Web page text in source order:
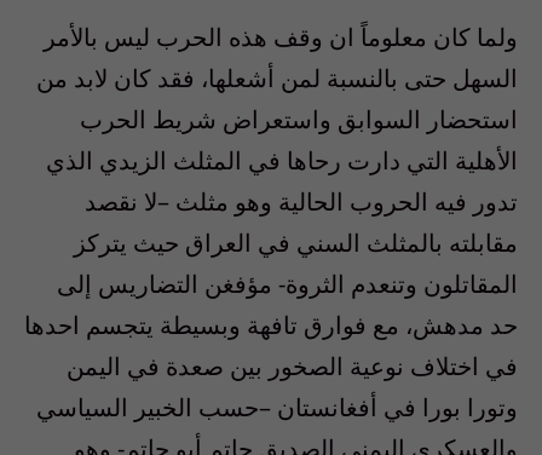
ولما كان معلوماً ان وقف هذه الحرب ليس بالأمر
السهل حتى بالنسبة لمن أشعلها، فقد كان لابد من
استحضار السوابق واستعراض شريط الحرب
الأهلية التي دارت رحاها في المثلث الزيدي الذي
تدور فيه الحروب الحالية وهو مثلث –لا نقصد
مقابلته بالمثلث السني في العراق حيث يتركز
المقاتلون وتنعدم الثروة- مؤفغن التضاريس إلى
حد مدهش، مع فوارق تافهة وبسيطة يتجسم احدها
في اختلاف نوعية الصخور بين صعدة في اليمن
وتورا بورا في أفغانستان –حسب الخبير السياسي
والعسكري اليمني الصديق حاتم أبو حاتم- وهو